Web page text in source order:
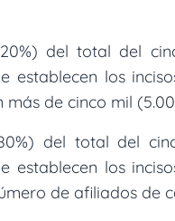
del total del
establecen los
de cinco mil
del total del
establecen los
de afiliados de